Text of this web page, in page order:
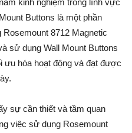
Buttons là một phần
8712 Magnetic
sử dụng Wall Mount Buttons
ưu hóa hoạt động và đạt được
sự cần thiết và tầm quan
việc sử dụng Rosemount